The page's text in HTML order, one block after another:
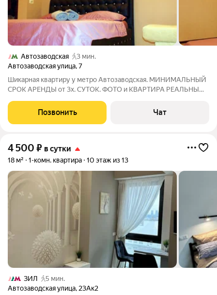
Автозаводская
3 мин.
Автозаводская улица,7
Шикарная квартиру у метро Автозаводская. МИНИМАЛЬНЫЙ
СРОК АРЕНДЫ от 3х. СУТОК. ФОТО и КВАРТИРА РЕАЛЬНЫ
СРОКА ПРОЖИВАНИЯ И КОЛИЧЕСТВА ЧЕЛОВЕК.
Размещение до 4х Человек. Отличная комфортабельная
Позвонить Чат
4 500 ₽ в сутки
18 м² 1-комн. квартира 10 этаж из 13
ЗИЛ
5 мин.
Автозаводская улица, 23Ак2